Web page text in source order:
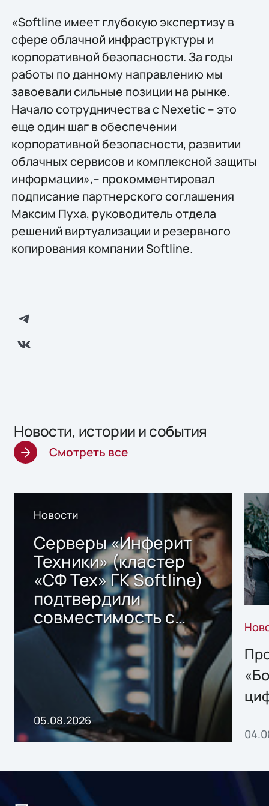
«Softline имеет глубокую экспертизу в
сфере облачной инфраструктуры и
корпоративной безопасности. За годы
работы по данному направлению мы
завоевали сильные позиции на рынке.
Начало сотрудничества с Nexetic – это
еще один шаг в обеспечении
корпоративной безопасности, развитии
облачных сервисов и комплексной защиты
информации»,– прокомментировал
подписание партнерского соглашения
Максим Пуха, руководитель отдела
решений виртуализации и резервного
копирования компании Softline.
Новости, истории и события
Смотреть все
Новости
Серверы «Инферит
Техники» (кластер
«СФ Тех» ГК Softline)
подтвердили
совместимость с
решением Sharx
Storage 2.x для
хранения данных
05.08.2026